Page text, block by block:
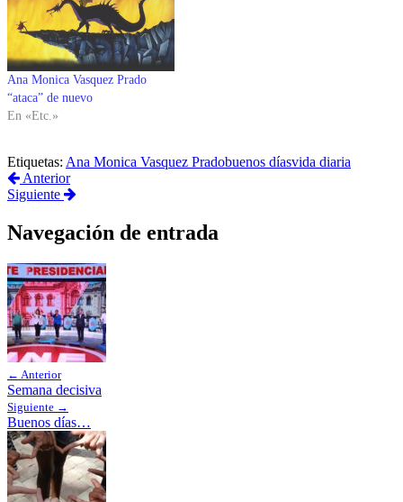
Ana Monica Vasquez Prado
“ataca” de nuevo
En «Etc.»
Etiquetas: Ana Monica Vasquez Pradobuenos díasvida diaria
Anterior
Siguiente
Navegación de entrada
← Anterior
Semana decisiva
Siguiente →
Buenos días…